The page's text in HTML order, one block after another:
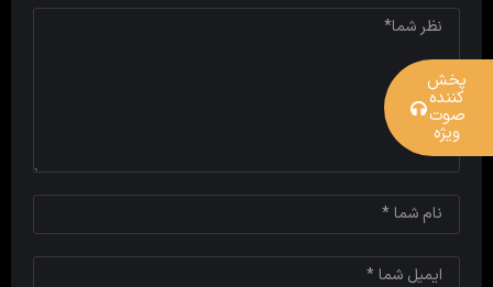
پخش
کننده
صوت
ویژه